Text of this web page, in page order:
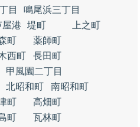
目
鳴尾浜三丁目
港
堤町
上之町
町
薬師町
西町
長田町
甲風園二丁目
北昭和町
南昭和町
町
高畑町
町
瓦林町